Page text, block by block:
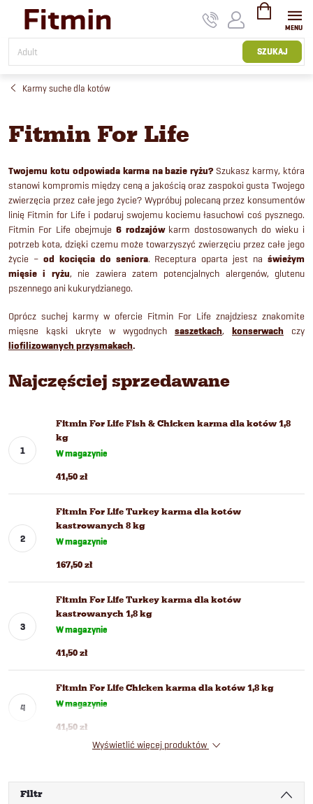
treści
SZUKAJ
KOSZYK
Karmy suche dla kotów
Fitmin For Life
Twojemu kotu odpowiada karma na bazie ryżu?Szukasz karmy, która
stanowi kompromis między ceną a jakością oraz zaspokoi gusta Twojego
zwierzęcia przez całe jego życie? Wypróbuj polecaną przez konsumentów
linię Fitmin for Life i podaruj swojemu kociemu łasuchowi coś pysznego.
Fitmin For Life obejmuje 6 rodzajówkarm dostosowanych do wieku i
potrzeb kota, dzięki czemu może towarzyszyć zwierzęciu przez całe jego
życie – od kocięcia do seniora. Receptura oparta jest naświeżym
mięsie i ryżu, nie zawiera zatem potencjalnych alergenów, glutenu
pszennego ani kukurydzianego.
Oprócz suchej karmy w ofercie Fitmin For Life znajdziesz znakomite
mięsne kąski ukryte w wygodnych saszetkach, konserwach czy
liofilizowanych przysmakach.
Najczęściej sprzedawane
Fitmin For Life Fish & Chicken karma dla kotów 1,8
kg
W magazynie
41,50 zł
Fitmin For Life Turkey karma dla kotów
kastrowanych 8 kg
W magazynie
167,50 zł
Fitmin For Life Turkey karma dla kotów
kastrowanych 1,8 kg
W magazynie
41,50 zł
Fitmin For Life Chicken karma dla kotów 1,8 kg
W magazynie
41,50 zł
Wyświetlić więcej produktów
Filtr